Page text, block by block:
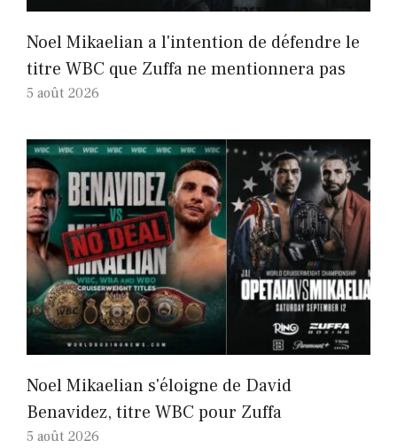
Noel Mikaelian a l'intention de défendre le
titre WBC que Zuffa ne mentionnera pas
5 août 2026
Noel Mikaelian s'éloigne de David
Benavidez, titre WBC pour Zuffa
5 août 2026